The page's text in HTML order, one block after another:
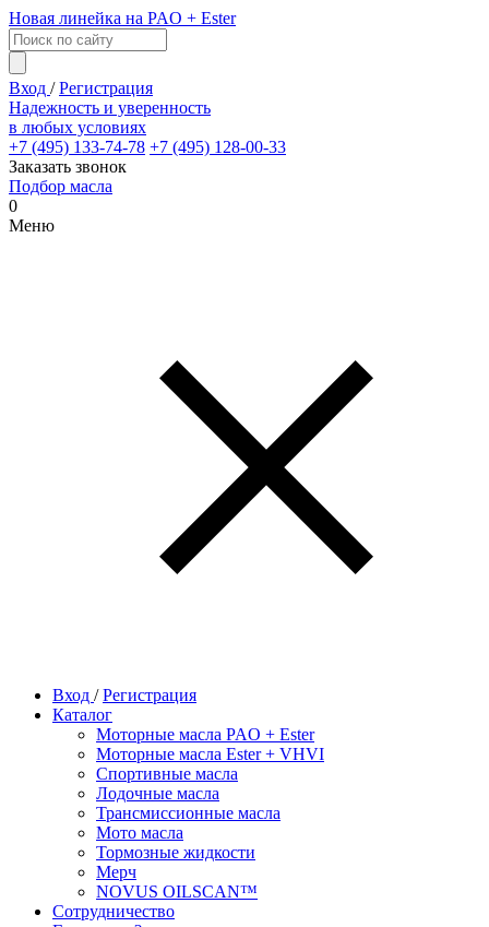
Новая линейка на PAO + Ester
Вход /Регистрация
Надежность и уверенность
в любых условиях
+7 (495) 133-74-78 +7 (495) 128-00-33
Заказать звонок
Подбор масла
0
Меню
Вход /Регистрация
Каталог
Моторные масла PAO + Ester
Моторные масла Ester + VHVI
Спортивные масла
Лодочные масла
Трансмиссионные масла
Мото масла
Тормозные жидкости
Мерч
NOVUS OILSCAN™
Сотрудничество